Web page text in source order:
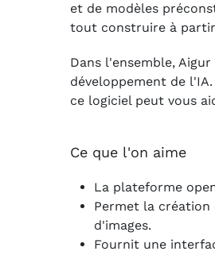
et de modèles
tout construire à
Dans l'ensemble,
développement de
ce logiciel peut vous
Ce que l'on aime
La plateforme
Permet la
d'images.
Fournit une